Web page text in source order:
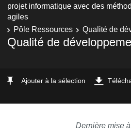
projet informatique avec des
agiles
Pôle Ressources
Qualité de
Qualité de
Ajouter à la sélection
Dernière mise